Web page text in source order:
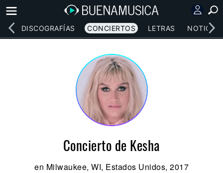
DISCOGRAFÍAS CONCIERTOS LETRAS NOTICIAS
Concierto de Kesha
en Milwaukee, WI, Estados Unidos, 2017